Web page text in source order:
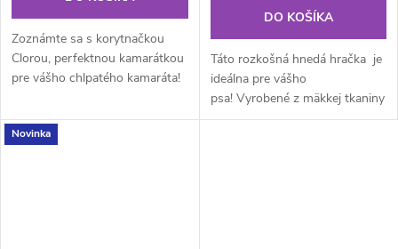
Zoznámte sa s korytnačkou
Clorou, perfektnou kamarátkou
pre vášho chlpatého kamaráta!
hračka je vyrobená z mäkkej
látky a plyšu a pre ešte väčšiu...
DO KOŠÍKA
Táto rozkošná hnedá hračka je
ideálna pre vášho
psa! Vyrobené z mäkkej tkaniny
a so škrípaním pre extra zábavu
Novinka